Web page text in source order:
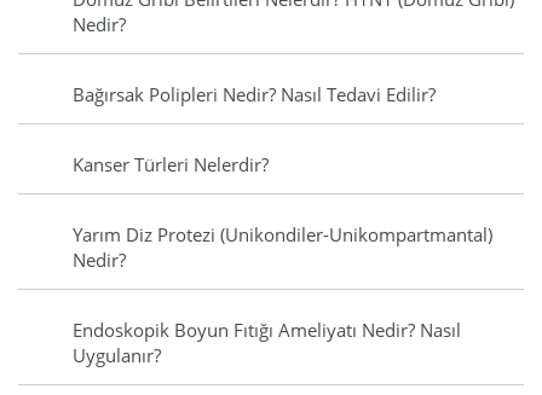
Nedir?
Bağırsak Polipleri Nedir? Nasıl Tedavi Edilir?
Kanser Türleri Nelerdir?
Yarım Diz Protezi (Unikondiler-Unikompartmantal)
Nedir?
Endoskopik Boyun Fıtığı Ameliyatı Nedir? Nasıl
Uygulanır?